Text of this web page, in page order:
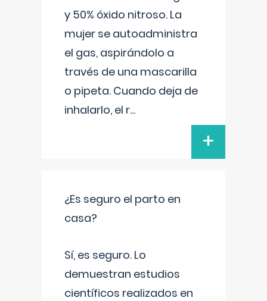
y 50% óxido nitroso. La
mujer se autoadministra
el gas, aspirándolo a
través de una mascarilla
o pipeta. Cuando deja de
inhalarlo, el r...
+
¿Es seguro el parto en
casa?
Sí, es seguro. Lo
demuestran estudios
científicos realizados en